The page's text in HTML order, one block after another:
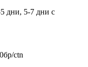
дни, 5-7 дни с
ctn